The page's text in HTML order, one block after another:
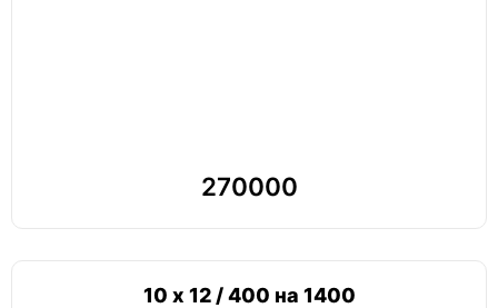
270000
10 х 12 / 400 на 1400